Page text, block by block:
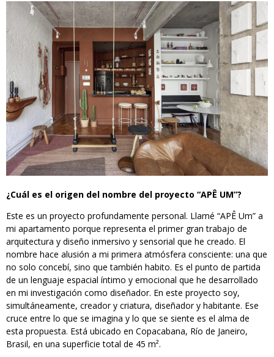
¿Cuál es el origen del nombre del proyecto “APÊ UM”?
Este es un proyecto profundamente personal. Llamé “APÊ Um” a
mi apartamento porque representa el primer gran trabajo de
arquitectura y diseño inmersivo y sensorial que he creado. El
nombre hace alusión a mi primera atmósfera consciente: una que
no solo concebí, sino que también habito. Es el punto de partida
de un lenguaje espacial íntimo y emocional que he desarrollado
en mi investigación como diseñador. En este proyecto soy,
simultáneamente, creador y criatura, diseñador y habitante. Ese
cruce entre lo que se imagina y lo que se siente es el alma de
esta propuesta. Está ubicado en Copacabana, Río de Janeiro,
Brasil, en una superficie total de 45 m².